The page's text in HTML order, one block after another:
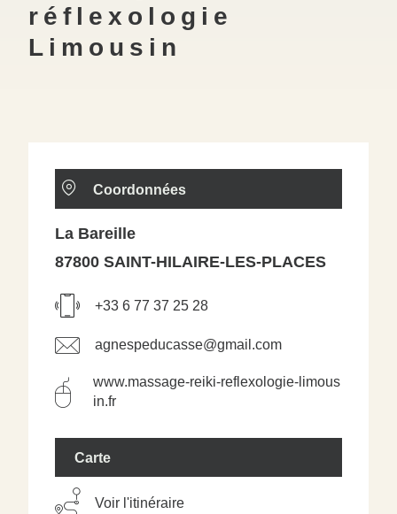
réflexologie
Limousin
Coordonnées
La Bareille
87800 SAINT-HILAIRE-LES-PLACES
+33 6 77 37 25 28
agnespeducasse@gmail.com
www.massage-reiki-reflexologie-limous
in.fr
Carte
Voir l'itinéraire